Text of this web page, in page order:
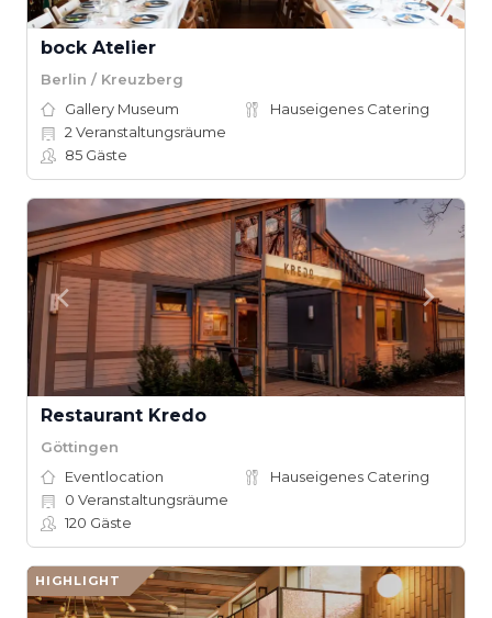
bock Atelier
Berlin / Kreuzberg
Gallery Museum
Hauseigenes Catering
2 Veranstaltungsräume
85 Gäste
Restaurant Kredo
Göttingen
Eventlocation
Hauseigenes Catering
0 Veranstaltungsräume
120 Gäste
HIGHLIGHT